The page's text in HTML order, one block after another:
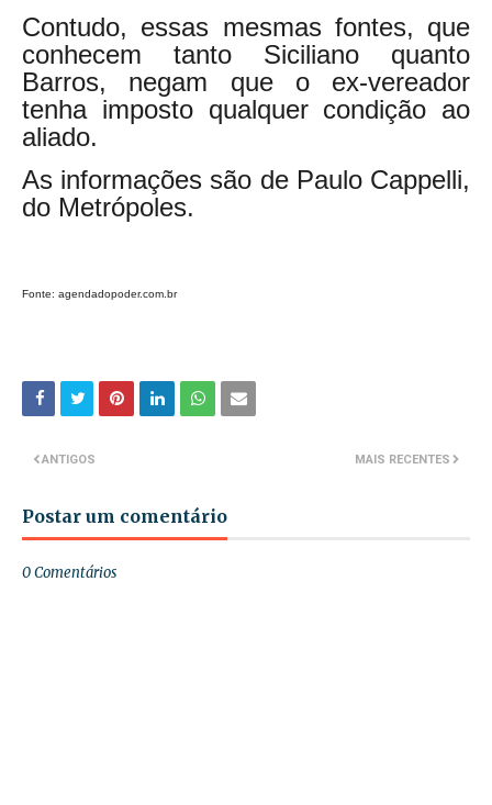
Contudo, essas mesmas fontes, que
conhecem tanto Siciliano quanto
Barros, negam que o ex-vereador
tenha imposto qualquer condição ao
aliado.
As informações são de Paulo Cappelli,
do Metrópoles.
Fonte: agendadopoder.com.br
MAIS RECENTES
ANTIGOS
Postar um comentário
0 Comentários